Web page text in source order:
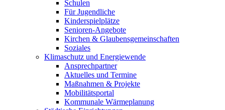
Schulen
Für Jugendliche
Kinderspielplätze
Senioren-Angebote
Kirchen & Glaubensgemeinschaften
Soziales
Klimaschutz und Energiewende
Ansprechpartner
Aktuelles und Termine
Maßnahmen & Projekte
Mobilitätsportal
Kommunale Wärmeplanung